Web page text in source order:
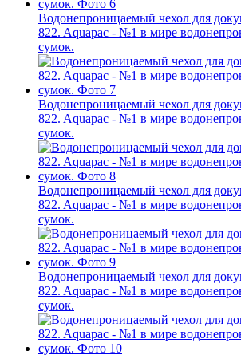
Водонепроницаемый чехол для
822. Aquapac - №1 в мире
сумок.
Водонепроницаемый чехол для
822. Aquapac - №1 в мире
сумок.
Водонепроницаемый чехол для
822. Aquapac - №1 в мире
сумок.
Водонепроницаемый чехол для
822. Aquapac - №1 в мире
сумок.